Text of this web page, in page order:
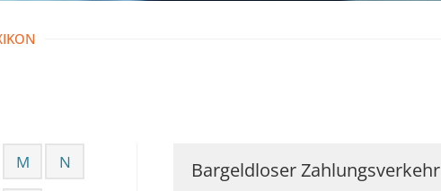
M N Bargeldloser Zahlungsverkehr